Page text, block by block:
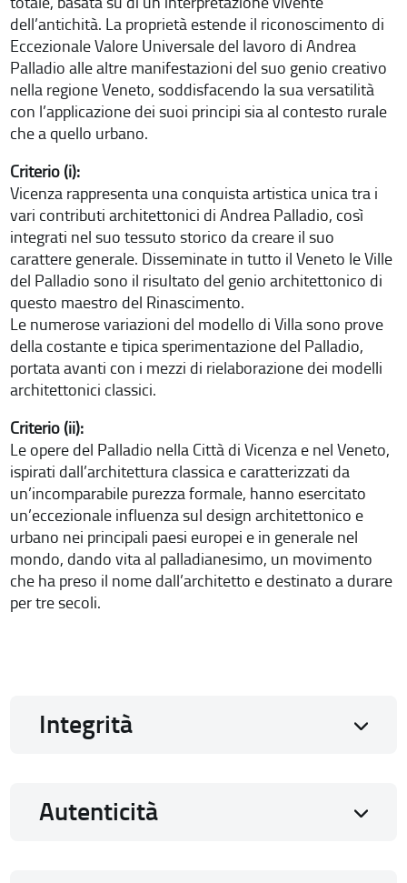
dell’antichità. La proprietà estende il riconoscimento di
Eccezionale Valore Universale del lavoro di Andrea
Palladio alle altre manifestazioni del suo genio creativo
nella regione Veneto, soddisfacendo la sua versatilità
con l’applicazione dei suoi principi sia al contesto rurale
che a quello urbano.
Criterio (i):
Vicenza rappresenta una conquista artistica unica tra i
vari contributi architettonici di Andrea Palladio, così
integrati nel suo tessuto storico da creare il suo
carattere generale. Disseminate in tutto il Veneto le Ville
del Palladio sono il risultato del genio architettonico di
questo maestro del Rinascimento.
Le numerose variazioni del modello di Villa sono prove
della costante e tipica sperimentazione del Palladio,
portata avanti con i mezzi di rielaborazione dei modelli
architettonici classici.
Criterio (ii):
Le opere del Palladio nella Città di Vicenza e nel Veneto,
ispirati dall’architettura classica e caratterizzati da
un’incomparabile purezza formale, hanno esercitato
un’eccezionale influenza sul design architettonico e
urbano nei principali paesi europei e in generale nel
mondo, dando vita al palladianesimo, un movimento
che ha preso il nome dall’architetto e destinato a durare
per tre secoli.
Integrità
Autenticità